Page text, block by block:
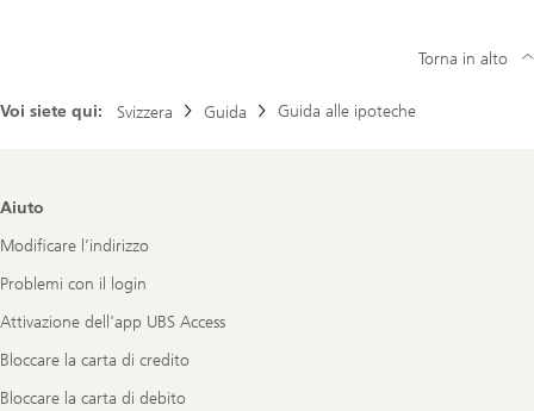
Voi siete qui: Svizzera Guida Guida alle ipoteche
Torna in alto
Footer
Aiuto
Modificare l’indirizzo
Problemi con il login
Attivazione dell'app UBS Access
Bloccare la carta di credito
Bloccare la carta di debito